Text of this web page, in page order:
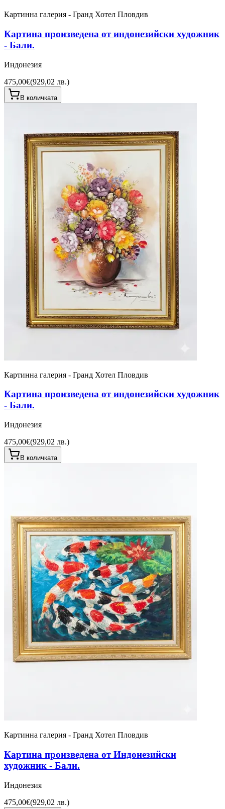
Картинна галерия - Гранд Хотел Пловдив
Картина произведена от индонезийски художник
- Бали.
Индонезия
475,00€(929,02 лв.)
В количката
Картинна галерия - Гранд Хотел Пловдив
Картина произведена от индонезийски художник
- Бали.
Индонезия
475,00€(929,02 лв.)
В количката
Картинна галерия - Гранд Хотел Пловдив
Картина произведена от Индонезийски
художник - Бали.
Индонезия
475,00€(929,02 лв.)